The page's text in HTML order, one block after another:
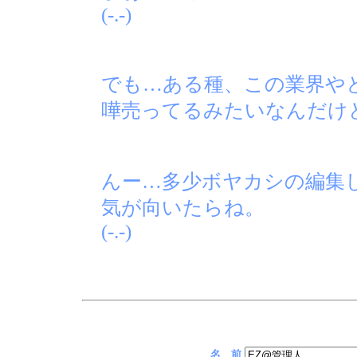
(-.-)
でも…ある種、この業界や
嘩売ってるみたいなんだけ
んー…多少ボヤカシの編集
気が向いたらね。
(-.-)
名 前